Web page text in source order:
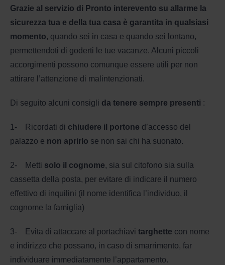
Grazie al servizio di Pronto interevento su allarme la
sicurezza tua e della tua casa è garantita in qualsiasi
momento, quando sei in casa e quando sei lontano,
permettendoti di goderti le tue vacanze. Alcuni piccoli
accorgimenti possono comunque essere utili per non
attirare l’attenzione di malintenzionati.
Di seguito alcuni consigli da tenere sempre presenti :
1- Ricordati di chiudere il portone d’accesso del
palazzo e non aprirlo se non sai chi ha suonato.
2- Metti solo il cognome, sia sul citofono sia sulla
cassetta della posta, per evitare di indicare il numero
effettivo di inquilini (il nome identifica l’individuo, il
cognome la famiglia)
3- Evita di attaccare al portachiavi targhette con nome
e indirizzo che possano, in caso di smarrimento, far
individuare immediatamente l’appartamento.